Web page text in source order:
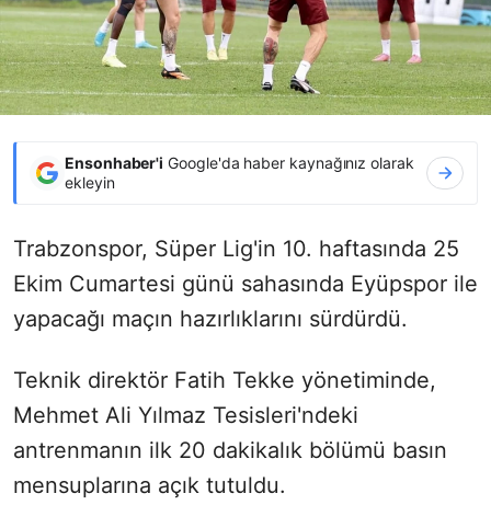
Ensonhaber'i Google'da haber kaynağınız olarak
ekleyin
Trabzonspor, Süper Lig'in 10. haftasında 25
Ekim Cumartesi günü sahasında Eyüpspor ile
yapacağı maçın hazırlıklarını sürdürdü.
Teknik direktör Fatih Tekke yönetiminde,
Mehmet Ali Yılmaz Tesisleri'ndeki
antrenmanın ilk 20 dakikalık bölümü basın
mensuplarına açık tutuldu.